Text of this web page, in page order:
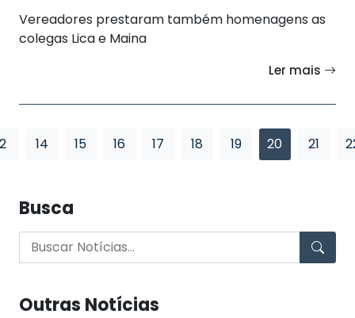
Vereadores prestaram também homenagens as
colegas Lica e Maina
Ler mais
2 14 15 16 17 18 19 20 21
Busca
Outras Notícias